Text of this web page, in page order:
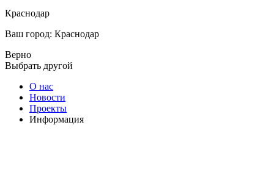
Краснодар
Ваш город: Краснодар
Верно
Выбрать другой
О нас
Новости
Проекты
Информация